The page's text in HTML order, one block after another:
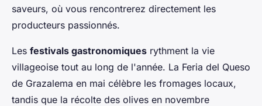
saveurs, où vous rencontrerez directement les
producteurs passionnés.
Les festivals gastronomiques rythment la vie
villageoise tout au long de l'année. La Feria del Queso
de Grazalema en mai célèbre les fromages locaux,
tandis que la récolte des olives en novembre